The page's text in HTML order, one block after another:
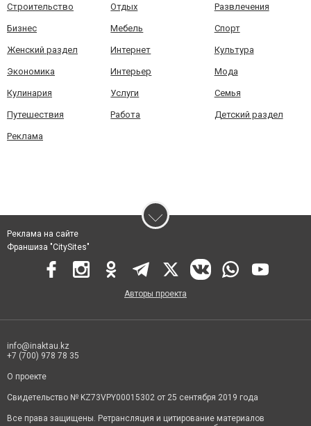
Строительство Отдых Развлечения
Бизнес Мебель Спорт
Женский раздел Интернет Культура
Экономика Интерьер Мода
Кулинария Услуги Семья
Путешествия Работа Детский раздел
Реклама
Реклама на сайте
Франшиза "CitySites"
Авторы проекта
info@inaktau.kz
+7 (700) 978 78 35
О проекте
Свидетельство № KZ73VPY00015302 от 25 сентября 2019 года
Все права защищены. Ретрансляция и цитирование материалов